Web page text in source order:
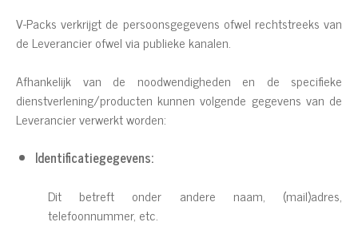
V-Packs verkrijgt de persoonsgegevens ofwel rechtstreeks van
de Leverancier ofwel via publieke kanalen.
Afhankelijk van de noodwendigheden en de specifieke
dienstverlening/producten kunnen volgende gegevens van de
Leverancier verwerkt worden:
Identificatiegegevens:
Dit betreft onder andere naam, (mail)adres,
telefoonnummer, etc.